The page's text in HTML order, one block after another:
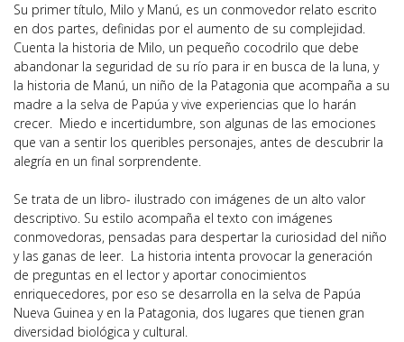
Su primer título, Milo y Manú, es un conmovedor relato escrito
en dos partes, definidas por el aumento de su complejidad.
Cuenta la historia de Milo, un pequeño cocodrilo que debe
abandonar la seguridad de su río para ir en busca de la luna, y
la historia de Manú, un niño de la Patagonia que acompaña a su
madre a la selva de Papúa y vive experiencias que lo harán
crecer. Miedo e incertidumbre, son algunas de las emociones
que van a sentir los queribles personajes, antes de descubrir la
alegría en un final sorprendente.
Se trata de un libro- ilustrado con imágenes de un alto valor
descriptivo. Su estilo acompaña el texto con imágenes
conmovedoras, pensadas para despertar la curiosidad del niño
y las ganas de leer. La historia intenta provocar la generación
de preguntas en el lector y aportar conocimientos
enriquecedores, por eso se desarrolla en la selva de Papúa
Nueva Guinea y en la Patagonia, dos lugares que tienen gran
diversidad biológica y cultural.